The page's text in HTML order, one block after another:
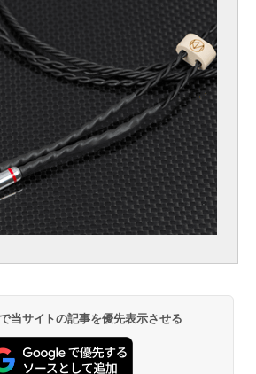
当サイトの記事を優先表示させる